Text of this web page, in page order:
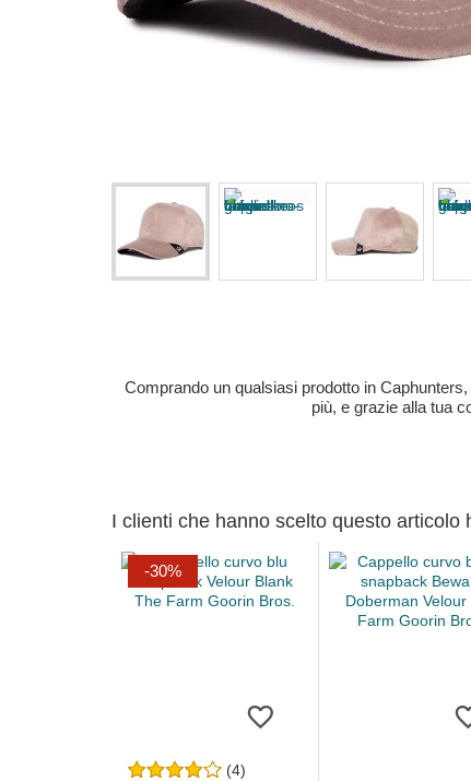
Comprando un qualsiasi prodotto in
più, e grazie alla tua
I clienti che hanno scelto questo articolo
-30%
(4)